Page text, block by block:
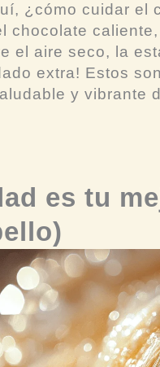
¿cómo cuidar el
chocolate
el aire seco, la
extra! Estos
y vibrante
es tu